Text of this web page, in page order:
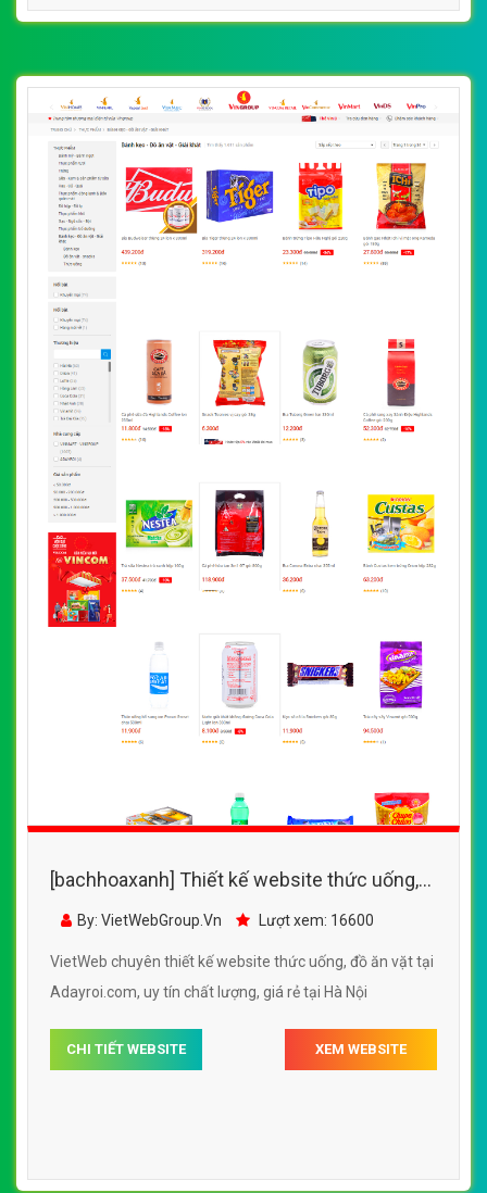
[bachhoaxanh] Thiết kế website thức uống,
đồ ăn vặt tại Adayroi.com
By: VietWebGroup.Vn Lượt xem: 16600
VietWeb chuyên thiết kế website thức uống, đồ ăn vặt tại
Adayroi.com, uy tín chất lượng, giá rẻ tại Hà Nội
CHI TIẾT WEBSITE XEM WEBSITE